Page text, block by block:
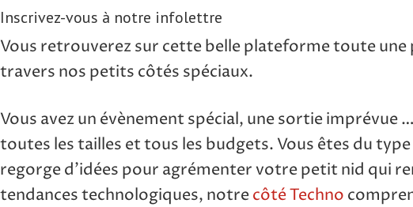
Inscrivez-vous à notre infolettre
Vous retrouverez sur cette belle plateforme toute
travers nos petits côtés spéciaux.
Vous avez un évènement spécial, une sortie imprévue
toutes les tailles et tous les budgets. Vous êtes du
regorge d’idées pour agrémenter votre petit nid qui
tendances technologiques, notrecôté Techno